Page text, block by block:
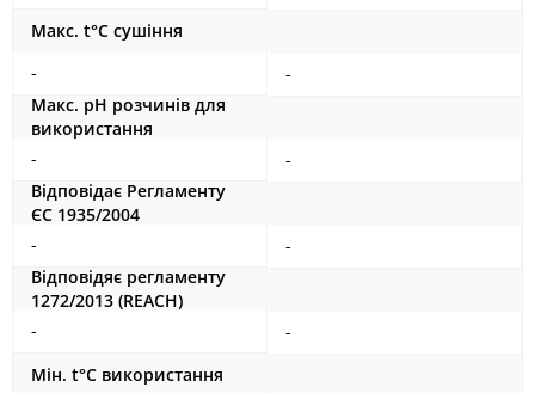
Maкс. t°С сушіння
-
Maкс. рН розчинів для
використання
-
Відповідає Регламенту
ЄС 1935/2004
-
Відповідяє регламенту
1272/2013 (REACH)
-
Мін. t°С використання
-
-
-
-